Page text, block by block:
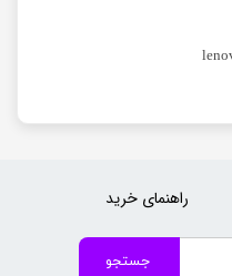
جستجو
راهنمای خرید